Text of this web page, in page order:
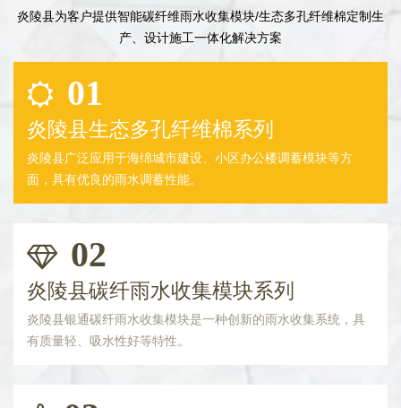
炎陵县为客户提供智能碳纤维雨水收集模块/生态多孔纤维棉定制生
产、设计施工一体化解决方案
01
炎陵县生态多孔纤维棉系列
炎陵县广泛应用于海绵城市建设、小区办公楼调蓄模块等方
面，具有优良的雨水调蓄性能。
02
炎陵县碳纤雨水收集模块系列
炎陵县银通碳纤雨水收集模块是一种创新的雨水收集系统，具
有质量轻、吸水性好等特性。